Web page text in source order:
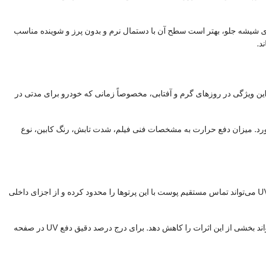
شیشه جلو، بهتر است سطح آن با دستمال نرم و بدون پرز و شوینده مناسب
ویژگی در روزهای گرم و آفتابی، مخصوصاً زمانی که خودرو برای مدتی در
میزان دفع حرارت به مشخصات فنی فیلم، شدت تابش، رنگ کابین، نوع
یکی دیگر از مزایای رول دودی شیشه جلو سولارم، خاصیت محافظتی آن در برابر پرتوهای فرابنفش خورشید است. کاهش عبور UV می‌تواند تماس مستقیم پوست با این پرتوها را محدود کرده و از اجزای داخلی
پرتوهای فرابنفش ممکن است به‌مرور موجب تغییر رنگ یا فرسودگی برخی سطوح داخلی شوند. نصب فیلم سولار استاندارد می‌تواند بخشی از این اثرات را کاهش دهد. برای درج درصد دقیق دفع UV در صفحه